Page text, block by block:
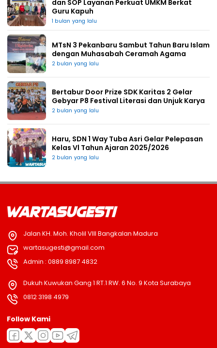
dan SOP Layanan Perkuat UMKM Berkat
Guru Kapuh
1 bulan yang lalu
MTsN 3 Pekanbaru Sambut Tahun Baru Islam
dengan Muhasabah Ceramah Agama
2 bulan yang lalu
Bertabur Door Prize SDK Karitas 2 Gelar
Gebyar P8 Festival Literasi dan Unjuk Karya
2 bulan yang lalu
Haru, SDN 1 Way Tuba Asri Gelar Pelepasan
Kelas Vl Tahun Ajaran 2025/2026
2 bulan yang lalu
Jalan KH. Moh. Kholil VIII Bangkalan Madura
wartasugesti@gmail.com
Admin : 0889 8987 4832
Dukuh Kuwukan Gang 1 RT.1 RW. 6 No. 9 Kota Surabaya
0812 3198 4979
Follow Kami